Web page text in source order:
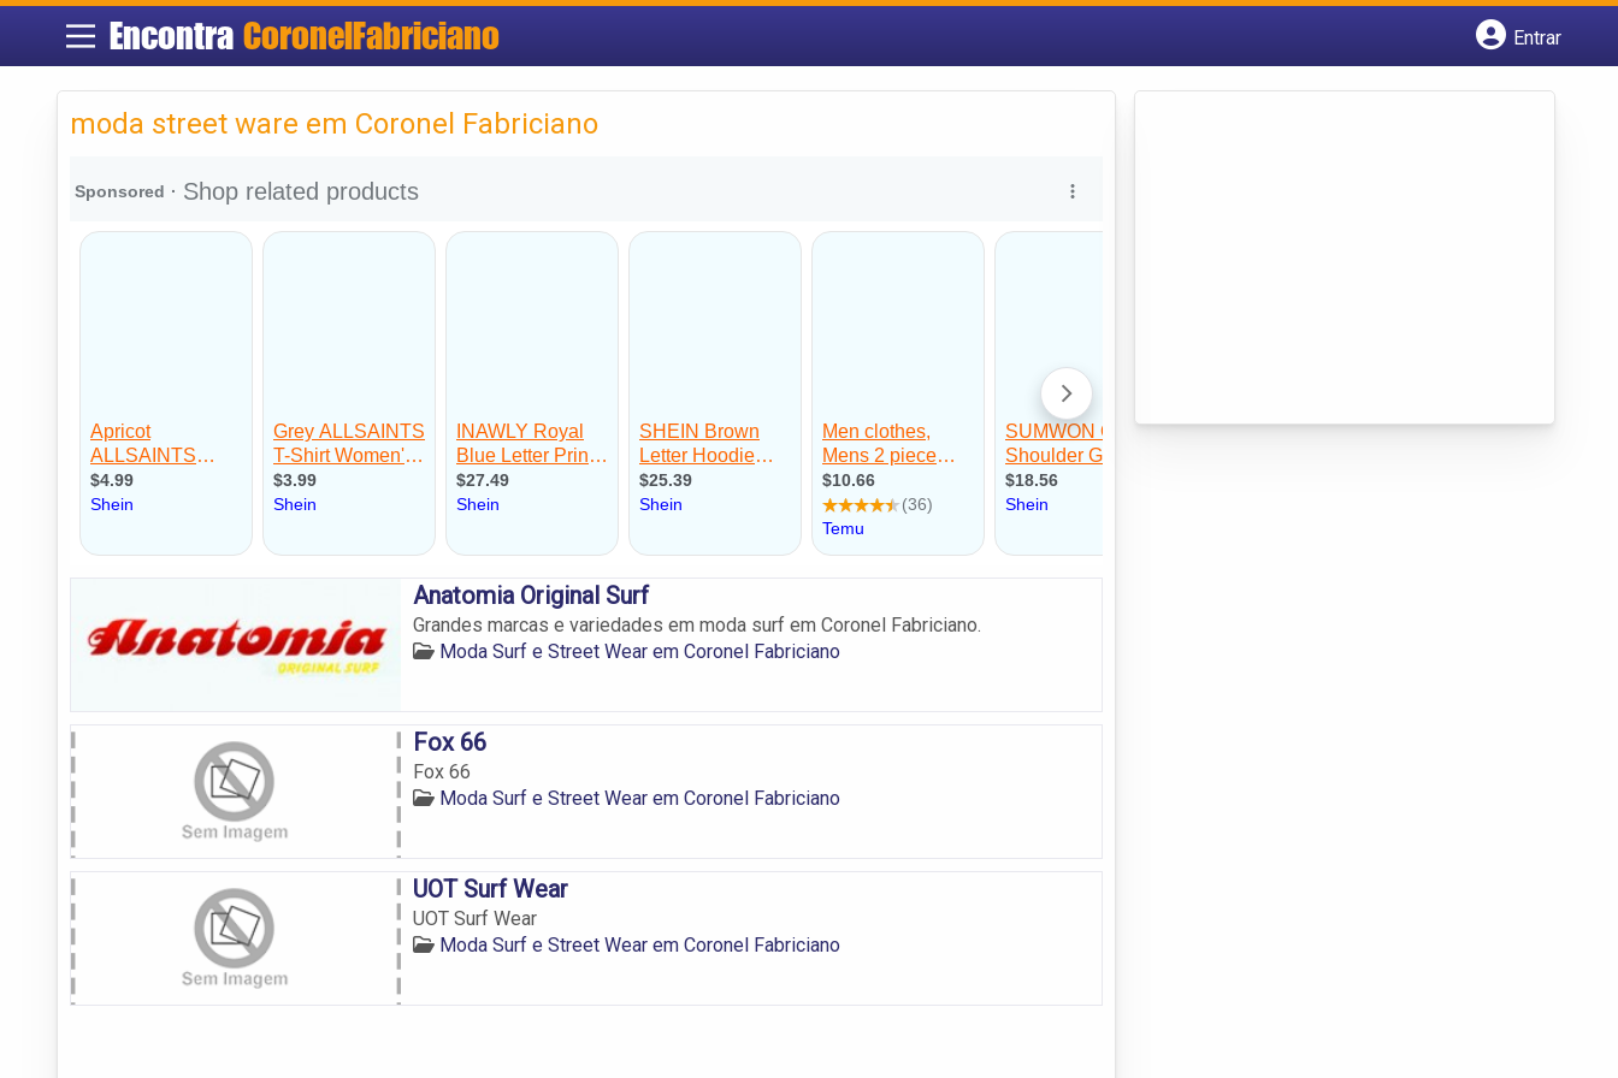
Encontra CoronelFabriciano
Entrar
moda street ware em Coronel Fabriciano
Anatomia Original Surf
Grandes marcas e variedades em moda surf em Coronel Fabriciano.
Moda Surf e Street Wear em Coronel Fabriciano
Fox 66
Fox 66
Moda Surf e Street Wear em Coronel Fabriciano
UOT Surf Wear
UOT Surf Wear
Moda Surf e Street Wear em Coronel Fabriciano